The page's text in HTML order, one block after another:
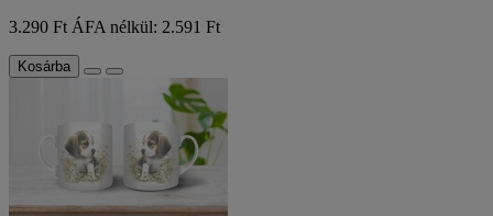
3.290 Ft ÁFA nélkül: 2.591 Ft
Kosárba